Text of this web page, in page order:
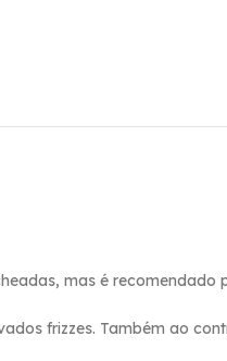
mas é recomendado
frizzes. Também ao